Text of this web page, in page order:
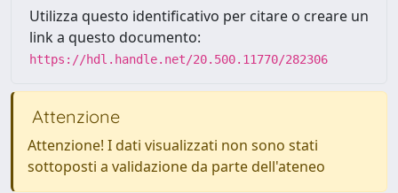
Utilizza questo identificativo per citare o creare un
link a questo documento:
https://hdl.handle.net/20.500.11770/282306
Attenzione
Attenzione! I dati visualizzati non sono stati
sottoposti a validazione da parte dell'ateneo